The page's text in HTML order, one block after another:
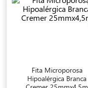
Fita Microporosa
Hipoalérgica Branca